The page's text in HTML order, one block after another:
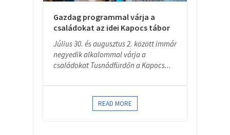
Gazdag programmal várja a
családokat az idei Kapocs tábor
Július 30. és augusztus 2. között immár
negyedik alkalommal várja a
családokat Tusnádfürdőn a Kapocs...
READ MORE